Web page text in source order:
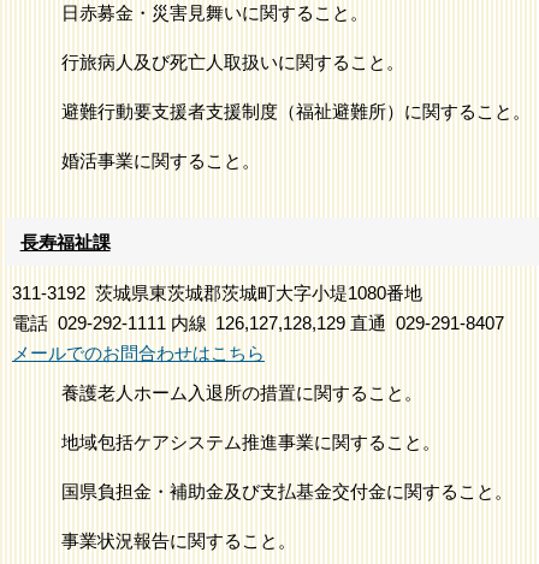
日赤募金・災害見舞いに関すること。
行旅病人及び死亡人取扱いに関すること。
避難行動要支援者支援制度（福祉避難所）に関すること。
婚活事業に関すること。
長寿福祉課
311-3192 茨城県東茨城郡茨城町大字小堤1080番地
電話 029-292-1111 内線 126,127,128,129 直通
029-291-8407
メールでのお問合わせはこちら
養護老人ホーム入退所の措置に関すること。
地域包括ケアシステム推進事業に関すること。
国県負担金・補助金及び支払基金交付金に関すること。
事業状況報告に関すること。